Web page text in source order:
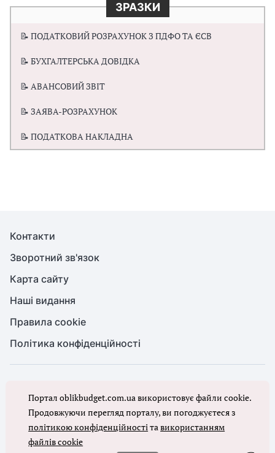
ЗРАЗКИ
📝 ПОДАТКОВИЙ РОЗРАХУНОК З ПДФО ТА ЄСВ
📝 БУХГАЛТЕРСЬКА ДОВІДКА
📝 АВАНСОВИЙ ЗВІТ
📝 ЗАЯВА-РОЗРАХУНОК
📝 ПОДАТКОВА НАКЛАДНА
Контакти
Зворотний зв'язок
Карта сайту
Наші видання
Правила cookie
Політика конфіденційності
Повне або часткове копіювання будь-яких матеріалів порталу,
цитування, публікація їх анотованих оглядів допускаються лише з
письмового дозволу редакції порталу
Ми в соцмережах
Портал oblikbudget.com.ua використовує файли cookie.
Продовжуючи перегляд порталу, ви погоджуєтеся з
політикою конфіденційностітавикористанням
файлів cookie